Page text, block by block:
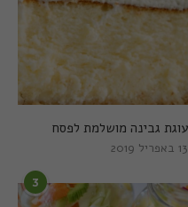
עוגת גבינה מושלמת לפסח
13 באפריל 2019
3